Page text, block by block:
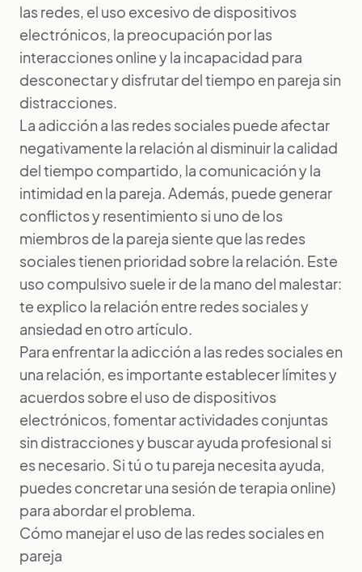
las redes, el uso excesivo de dispositivos
electrónicos, la preocupación por las
interacciones online y la incapacidad para
desconectar y disfrutar del tiempo en pareja sin
distracciones.
La adicción a las redes sociales puede afectar
negativamente la relación al disminuir la calidad
del tiempo compartido, la comunicación y la
intimidad en la pareja. Además, puede generar
conflictos y resentimiento si uno de los
miembros de la pareja siente que las redes
sociales tienen prioridad sobre la relación. Este
uso compulsivo suele ir de la mano del malestar:
te explico la relación entre redes sociales y
ansiedad en otro artículo.
Para enfrentar la adicción a las redes sociales en
una relación, es importante establecer límites y
acuerdos sobre el uso de dispositivos
electrónicos, fomentar actividades conjuntas
sin distracciones y buscar ayuda profesional si
es necesario. Si tú o tu pareja necesita ayuda,
puedes concretaruna sesión de terapia online)
para abordar el problema.
Cómo manejar el uso de las redes sociales en
pareja